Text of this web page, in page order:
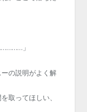
」
の説明がよく解
取ってほしい、